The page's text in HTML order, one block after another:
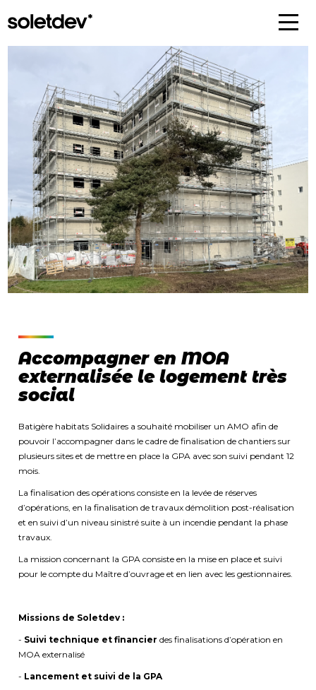
Accompagner en MOA
externalisée le logement très
social
Batigère habitats Solidaires a souhaité mobiliser un AMO afin de
pouvoir l’accompagner dans le cadre de finalisation de chantiers sur
plusieurs sites et de mettre en place la GPA avec son suivi pendant 12
mois.
La finalisation des opérations consiste en la levée de réserves
d’opérations, en la finalisation de travaux démolition post-réalisation
et en suivi d’un niveau sinistré suite à un incendie pendant la phase
travaux.
La mission concernant la GPA consiste en la mise en place et suivi
pour le compte du Maître d’ouvrage et en lien avec les gestionnaires.
Missions de Soletdev :
- Suivi technique et financierdes finalisations d’opération en
MOA externalisé
- Lancement et suivi de la GPA